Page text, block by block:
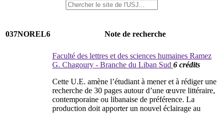
037NOREL6 Note de recherche
Faculté des lettres et des sciences humaines Ramez
G. Chagoury - Branche du Liban Sud 6 crédits
Cette U.E. amène l’étudiant à mener et à rédiger une
recherche de 30 pages autour d’une œuvre littéraire,
contemporaine ou libanaise de préférence. La
production doit apporter un nouvel éclairage au